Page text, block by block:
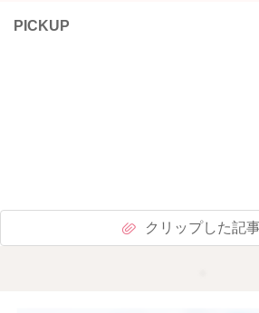
PICKUP
クリップした記